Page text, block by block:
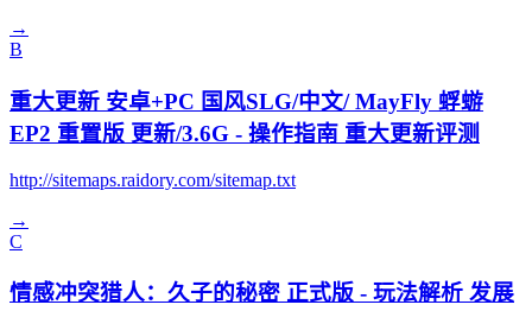
→
B
重大更新 安卓+PC 国风SLG/中文/ MayFly 蜉蝣
EP2 重置版 更新/3.6G - 操作指南 重大更新评测
http://sitemaps.raidory.com/sitemap.txt
→
C
情感冲突猎人：久子的秘密 正式版 - 玩法解析 发展